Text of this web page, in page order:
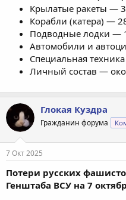
Крылатые ракеты —
Корабли (катера) —
Подводные лодки —
Автомобили и
Специальная
Личный состав —
Глокая Куздра
Гражданин форума
7 Окт 2025
Потери русских
Генштаба ВСУ на 7